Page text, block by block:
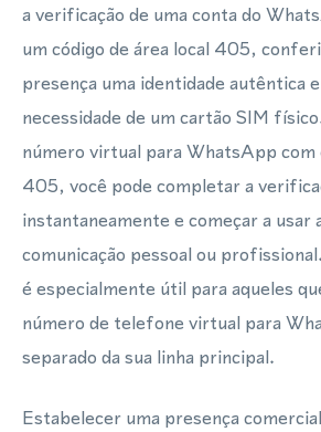
a verificação de uma conta do
um código de área local 405,
presença uma identidade autêntica
necessidade de um cartão SIM
número virtual para WhatsApp com
405, você pode completar a
instantaneamente e começar a usar
comunicação pessoal ou
é especialmente útil para aqueles
número de telefone virtual para
separado da sua linha principal.
Estabelecer uma presença